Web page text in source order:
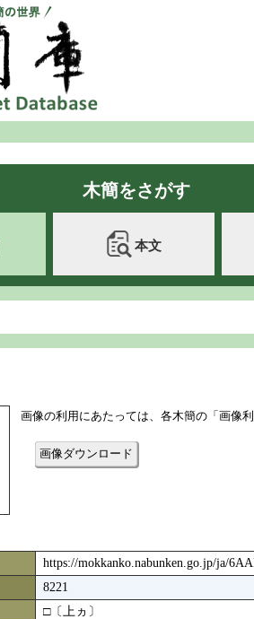
木簡をさがす
本文
画像の利用にあたっては、各木簡の「画像
画像ダウンロード
https://mokkanko.nabunken.go.jp/ja/
8221
□〔上ヵ〕